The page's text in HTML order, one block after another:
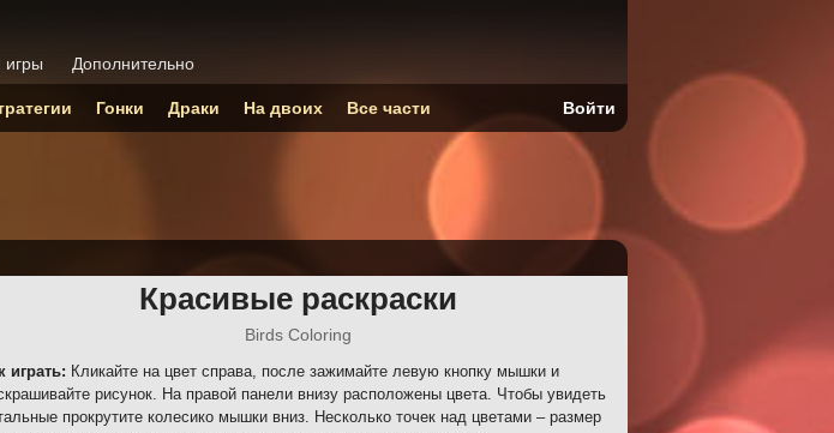
Красивые раскраски
Birds Coloring
играть: Кликайте на цвет справа, после зажимайте левую кнопку мышки и
рисунок. На правой панели внизу расположены цвета. Чтобы увидеть
прокрутите колесико мышки вниз. Несколько точек над цветами – размер
Дополнительно
Гонки Драки На двоих Все части Войти